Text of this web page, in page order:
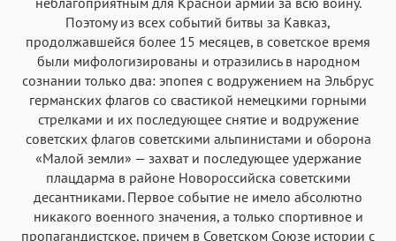
Поэтому из всех событий битвы за Кавказ,
продолжавшейся более 15 месяцев, в советское время
были мифологизированы и отразились в народном
сознании только два: эпопея с водружением на Эльбрус
германских флагов со свастикой немецкими горными
стрелками и их последующее снятие и водружение
советских флагов советскими альпинистами и оборона
«Малой земли» — захват и последующее удержание
плацдарма в районе Новороссийска советскими
десантниками. Первое событие не имело абсолютно
никакого военного значения, а только спортивное и
пропагандистское, причем в Советском Союзе истории с